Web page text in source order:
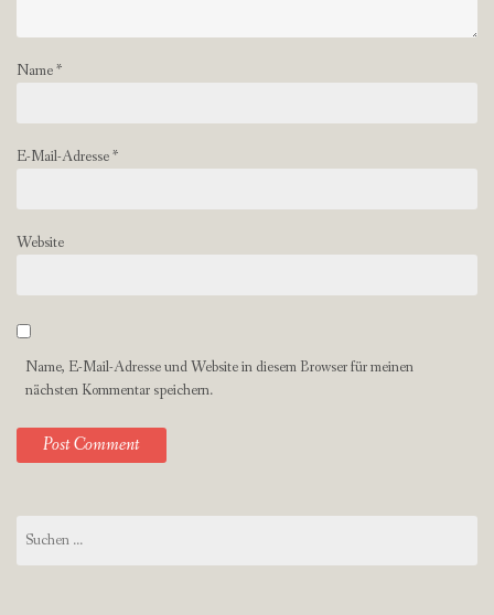
Name*
E-Mail-Adresse*
Website
Name, E-Mail-Adresse und Website in diesem Browser für meinen
nächsten Kommentar speichern.
nach: